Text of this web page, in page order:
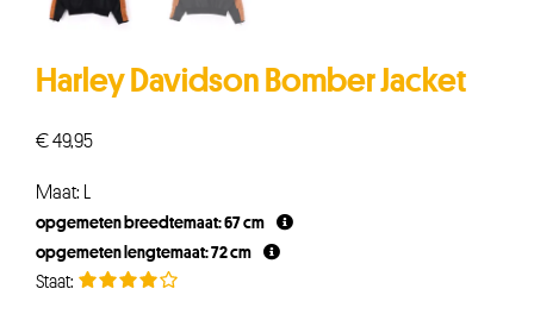
Harley Davidson Bomber Jacket
€49,95
Maat: L
opgemeten breedtemaat: 67 cm
opgemeten lengtemaat: 72 cm